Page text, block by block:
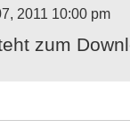
2011 10:00 pm
zum